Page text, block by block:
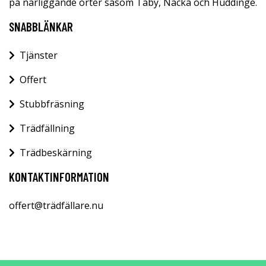
SNABBLÄNKAR
Tjänster
Offert
Stubbfräsning
Trädfällning
Trädbeskärning
KONTAKTINFORMATION
offert@trädfällare.nu